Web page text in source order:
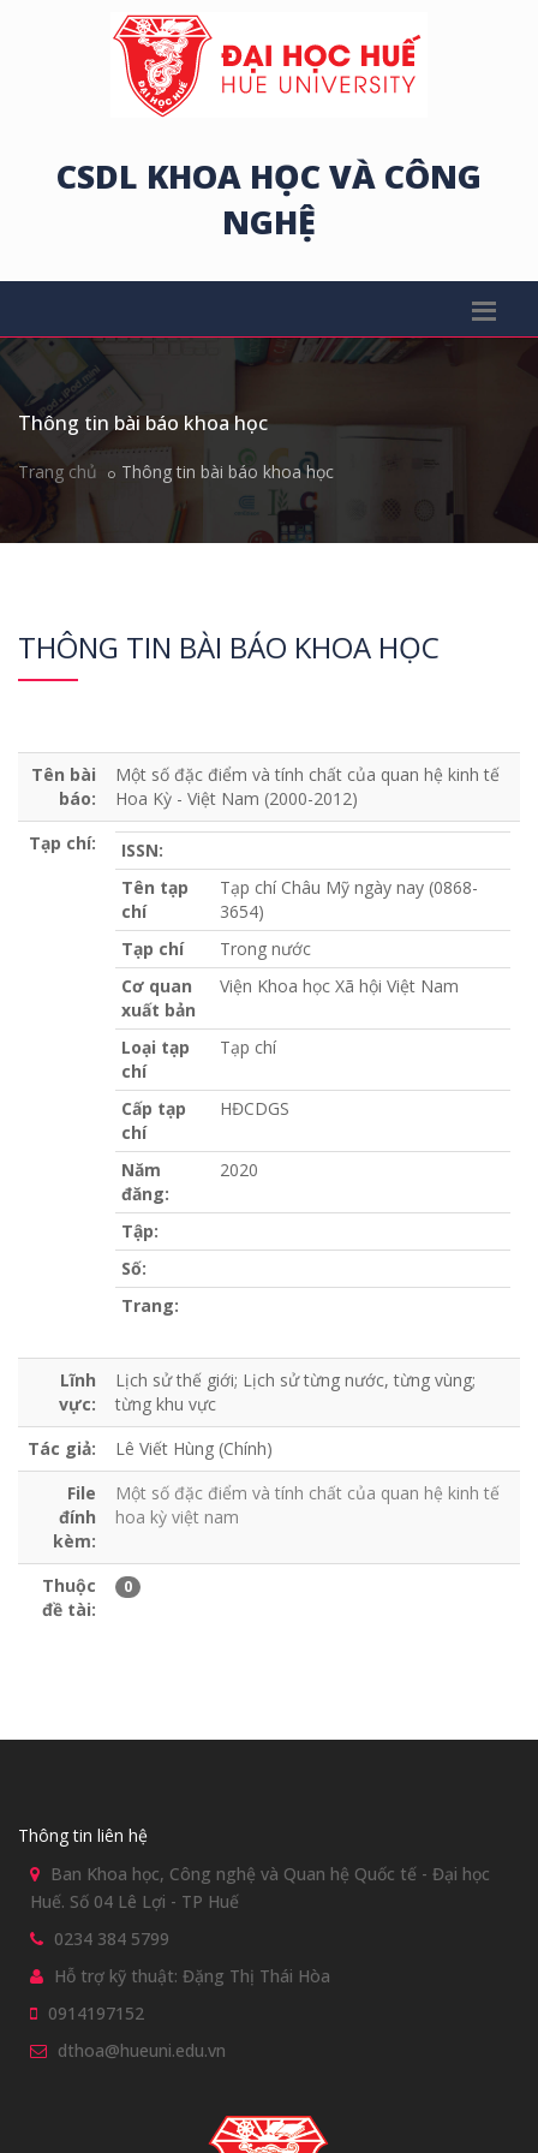
CSDL KHOA HỌC VÀ CÔNG
NGHỆ
Thông tin bài báo khoa học
Trang chủ Thông tin bài báo khoa học
THÔNG TIN BÀI BÁO KHOA HỌC
Tên bài
báo:
Một số đặc điểm và tính chất của quan hệ kinh tế
Hoa Kỳ - Việt Nam (2000-2012)
Tạp chí:
ISSN:
Tên tạp
chí
Tạp chí Châu Mỹ ngày nay (0868-
3654)
Tạp chí
Trong nước
Cơ quan
xuất bản
Viện Khoa học Xã hội Việt Nam
Loại tạp
chí
Tạp chí
Cấp tạp
chí
HĐCDGS
Năm
đăng:
2020
Tập:
Số:
Trang:
Lĩnh
vực:
Lịch sử thế giới; Lịch sử từng nước, từng vùng;
từng khu vực
Tác giả:
Lê Viết Hùng (Chính)
File
đính
kèm:
Một số đặc điểm và tính chất của quan hệ kinh tế
hoa kỳ việt nam
Thuộc
đề tài:
0
Thông tin liên hệ
Ban Khoa học, Công nghệ và Quan hệ Quốc tế - Đại học
Huế. Số 04 Lê Lợi - TP Huế
0234 384 5799
Hỗ trợ kỹ thuật: Đặng Thị Thái Hòa
0914197152
dthoa@hueuni.edu.vn